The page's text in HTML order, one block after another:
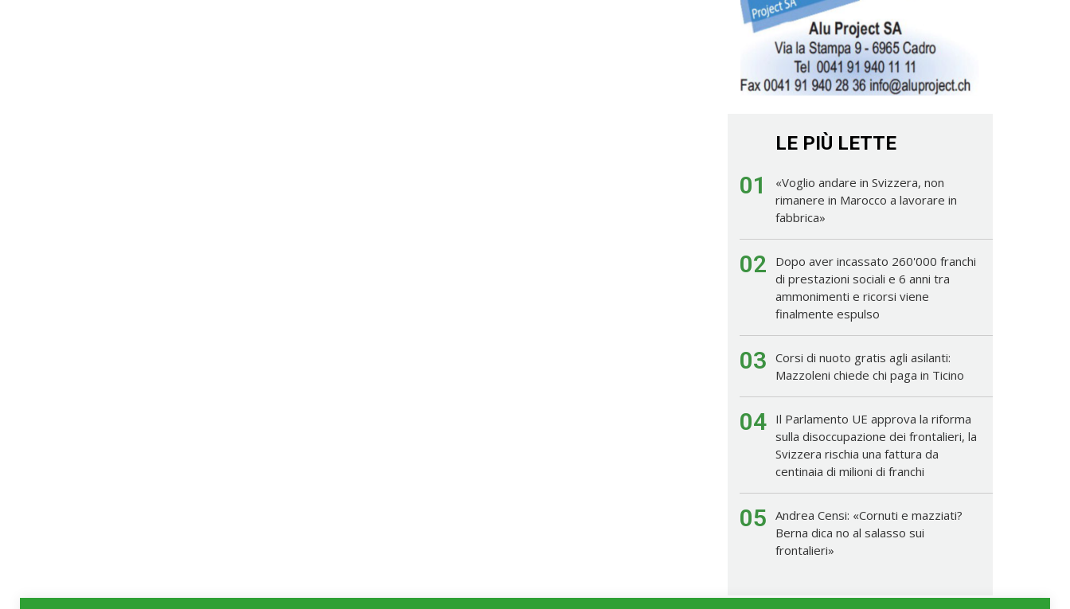
LE PIÙ LETTE
01
«Voglio andare in Svizzera, non
rimanere in Marocco a lavorare in
fabbrica»
02
Dopo aver incassato 260'000 franchi
di prestazioni sociali e 6 anni tra
ammonimenti e ricorsi viene
finalmente espulso
03 Corsi di nuoto gratis agli asilanti:
Mazzoleni chiede chi paga in Ticino
04
Il Parlamento UE approva la riforma
sulla disoccupazione dei frontalieri, la
Svizzera rischia una fattura da
centinaia di milioni di franchi
05 Andrea Censi: «Cornuti e mazziati?
Berna dica no al salasso sui
frontalieri»